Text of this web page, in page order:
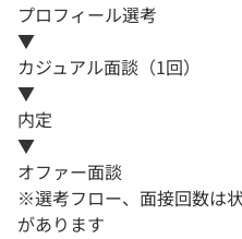
プロフィール選考
▼
カジュアル面談（1回）
▼
内定
▼
オファー面談
※選考フロー、面接回数は
があります